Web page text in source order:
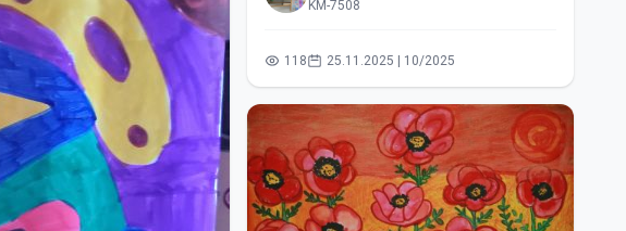
KM-7508
118 25.11.2025 | 10/2025